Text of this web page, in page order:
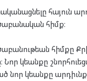
հայուն
հիմք։
հիմքը
կեանքը
նոր կեանքը